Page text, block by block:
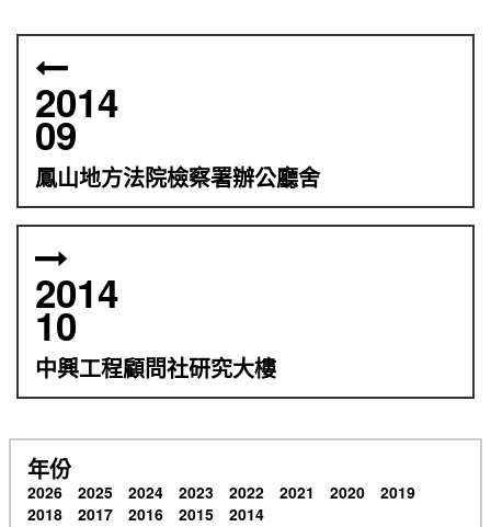
2014
09
鳳山地方法院檢察署辦公廳舍
2014
10
中興工程顧問社研究大樓
年份
2026 2025 2024 2023 2022 2021 2020
2019
2018
2017 2016 2015 2014